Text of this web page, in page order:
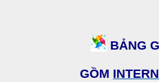
BẢNG
GỒM